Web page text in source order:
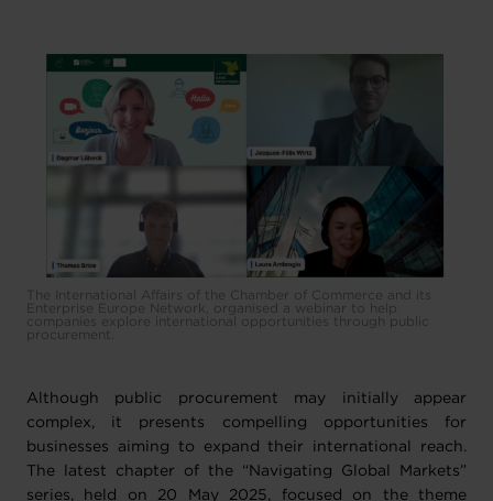
The International Affairs of the Chamber of Commerce and its
Enterprise Europe Network, organised a webinar to help
companies explore international opportunities through public
procurement.
Although public procurement may initially appear
complex, it presents compelling opportunities for
businesses aiming to expand their international reach.
The latest chapter of the “Navigating Global Markets”
series, held on 20 May 2025, focused on the theme